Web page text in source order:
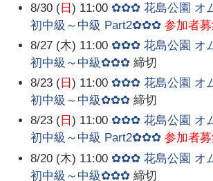
8/30 ( 日) 11:00 ✿✿✿ 花島公園 オ
初中級～中級 Part2✿✿✿ 参加者
8/27 (木) 11:00 ✿✿✿ 花島公園 オ
初中級～中級✿✿✿ 締切
8/23 ( 日) 11:00 ✿✿✿ 花島公園 オ
初中級～中級✿✿✿ 締切
8/23 ( 日) 11:00 ✿✿✿ 花島公園 オ
初中級～中級 Part2✿✿✿ 参加者
8/20 (木) 11:00 ✿✿✿ 花島公園 オ
初中級～中級✿✿✿ 締切